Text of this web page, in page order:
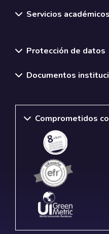
Servicios académicos
Protección de datos
Documentos
Comprometidos